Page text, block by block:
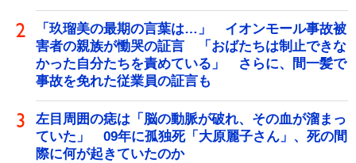
「玖瑠美の最期の言葉は…」 イオンモール事故被
害者の親族が慟哭の証言 「おばたちは制止できな
かった自分たちを責めている」 さらに、間一髪で
事故を免れた従業員の証言も
左目周囲の痣は「脳の動脈が破れ、その血が溜まっ
ていた」 09年に孤独死「大原麗子さん」、死の間
際に何が起きていたのか